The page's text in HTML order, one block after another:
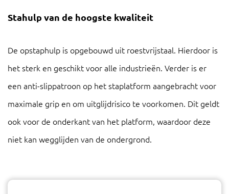
Stahulp van de hoogste kwaliteit
De opstaphulp is opgebouwd uit roestvrijstaal. Hierdoor is
het sterk en geschikt voor alle industrieën. Verder is er
een anti-slippatroon op het staplatform aangebracht voor
maximale grip en om uitglijdrisico te voorkomen. Dit geldt
ook voor de onderkant van het platform, waardoor deze
niet kan wegglijden van de ondergrond.